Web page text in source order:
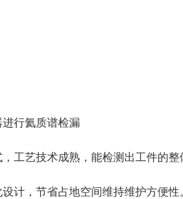
行氦质谱检漏
工艺技术成熟，能检测出工件的整
计，节省占地空间维持维护方便性